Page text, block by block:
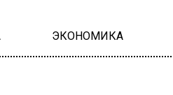
ЭКОНОМИКА